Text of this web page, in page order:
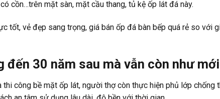
cồn…trên mặt sàn, mặt cầu thang, tủ kệ ốp lát đá này.
tốt, vẻ đẹp sang trọng, giá bán ốp đá bàn bếp quá rẻ so với
đến 30 năm sau mà vẫn còn như
thi công bề mặt ốp lát, người thợ còn thực hiện phủ lớp chống